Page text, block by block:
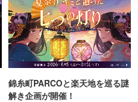
錦糸町PARCOと楽天地を巡る謎
解き企画が開催！